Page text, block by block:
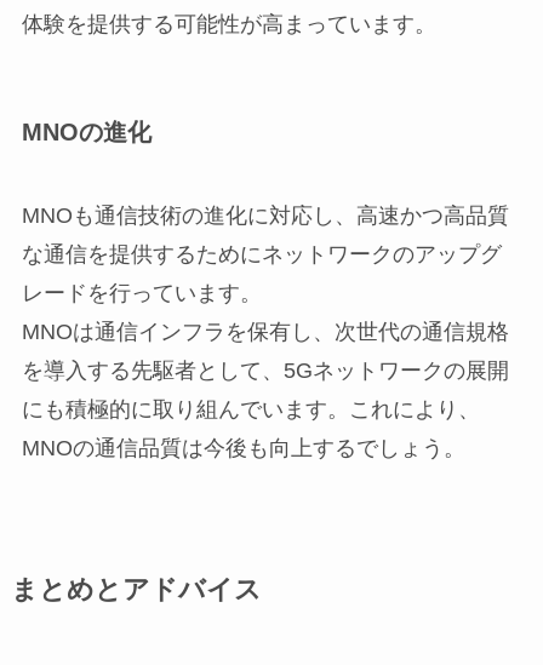
体験を提供する可能性が高まっています。
MNOの進化
MNOも通信技術の進化に対応し、高速かつ高品質
な通信を提供するためにネットワークのアップグ
レードを行っています。
MNOは通信インフラを保有し、次世代の通信規格
を導入する先駆者として、5Gネットワークの展開
にも積極的に取り組んでいます。これにより、
MNOの通信品質は今後も向上するでしょう。
まとめとアドバイス